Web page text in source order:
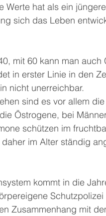
Werte hat als ein
sich das Leben
mit 60 kann man
in erster Linie in den
nicht unerreichbar.
sind es vor allem
Östrogene, bei
schützen im
im Alter ständig
kommt in die
Zusammenhang mit